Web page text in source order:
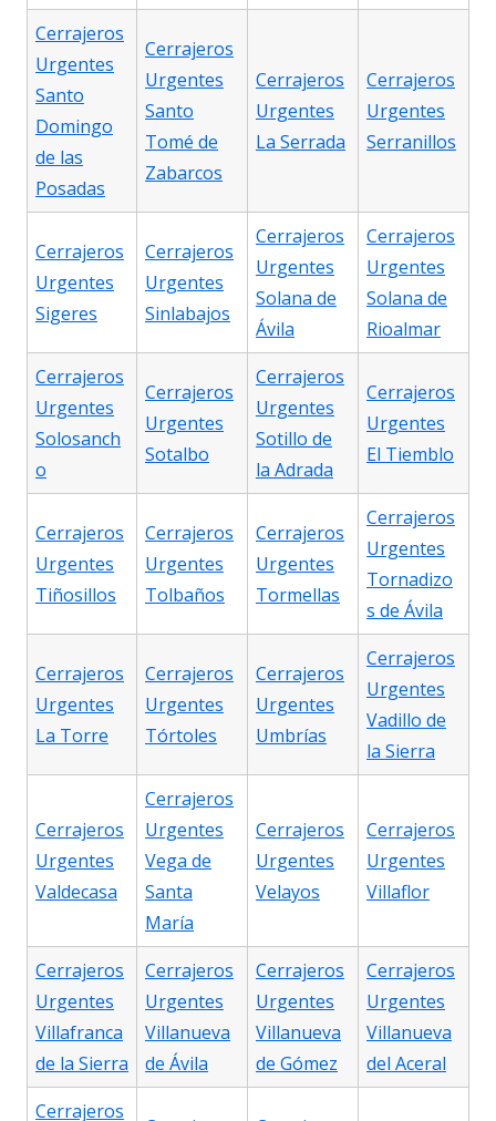
Cerrajeros
Urgentes
Santo
Domingo
de las
Posadas
Cerrajeros
Urgentes
Santo
Tomé de
Zabarcos
Cerrajeros
Urgentes
La Serrada
Cerrajeros
Urgentes
Serranillos
Cerrajeros
Urgentes
Sigeres
Cerrajeros
Urgentes
Sinlabajos
Cerrajeros
Urgentes
Solana de
Ávila
Cerrajeros
Urgentes
Solana de
Rioalmar
Cerrajeros
Urgentes
Solosanch
o
Cerrajeros
Urgentes
Sotalbo
Cerrajeros
Urgentes
Sotillo de
la Adrada
Cerrajeros
Urgentes
El Tiemblo
Cerrajeros
Urgentes
Tiñosillos
Cerrajeros
Urgentes
Tolbaños
Cerrajeros
Urgentes
Tormellas
Cerrajeros
Urgentes
Tornadizo
s de Ávila
Cerrajeros
Urgentes
La Torre
Cerrajeros
Urgentes
Tórtoles
Cerrajeros
Urgentes
Umbrías
Cerrajeros
Urgentes
Vadillo de
la Sierra
Cerrajeros
Urgentes
Valdecasa
Cerrajeros
Urgentes
Vega de
Santa
María
Cerrajeros
Urgentes
Velayos
Cerrajeros
Urgentes
Villaflor
Cerrajeros
Urgentes
Villafranca
de la Sierra
Cerrajeros
Urgentes
Villanueva
de Ávila
Cerrajeros
Urgentes
Villanueva
de Gómez
Cerrajeros
Urgentes
Villanueva
del Aceral
Cerrajeros